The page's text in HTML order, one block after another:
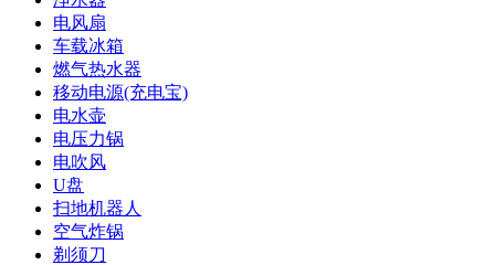
电风扇
车载冰箱
燃气热水器
移动电源(充电宝)
电水壶
电压力锅
电吹风
U盘
扫地机器人
空气炸锅
剃须刀